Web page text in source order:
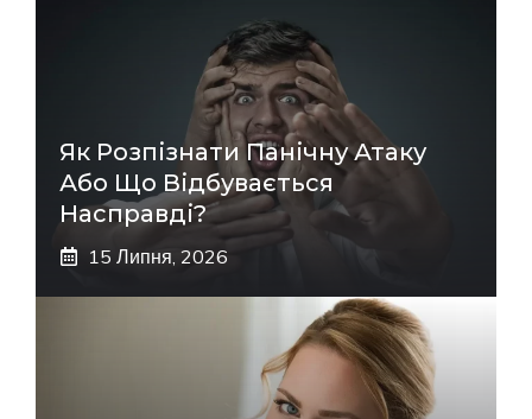
Як Розпізнати Панічну Атаку
Або Що Відбувається
Насправді?
15 Липня, 2026